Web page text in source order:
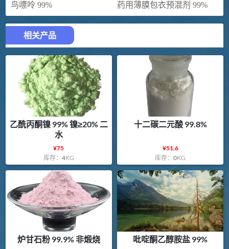
鸟嘌呤 99%
药用薄膜包衣预混剂 99%
相关产品
乙酰丙酮镍 99% 镍≥20% 二
水
¥75
库存： 4KG
十二碳二元酸 99.8%
¥51.6
库存：0KG
炉甘石粉 99.9% 非煅烧 吡啶酮乙醇胺盐 99%